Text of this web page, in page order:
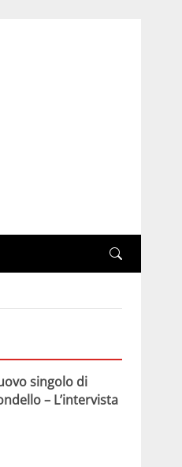
singolo di
– L’intervista